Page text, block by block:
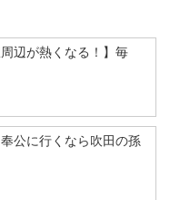
辺が熱くなる！】毎
公に行くなら吹田の孫